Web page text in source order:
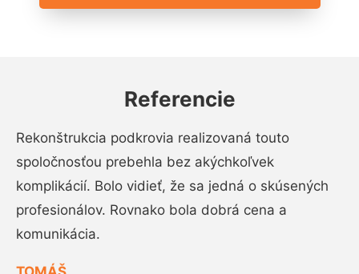
Referencie
Rekonštrukcia podkrovia realizovaná touto
spoločnosťou prebehla bez akýchkoľvek
komplikácií. Bolo vidieť, že sa jedná o skúsených
profesionálov. Rovnako bola dobrá cena a
komunikácia.